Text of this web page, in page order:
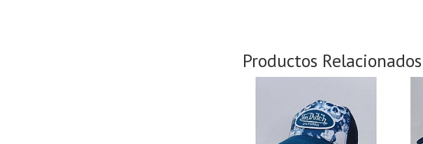
Productos Relacionados